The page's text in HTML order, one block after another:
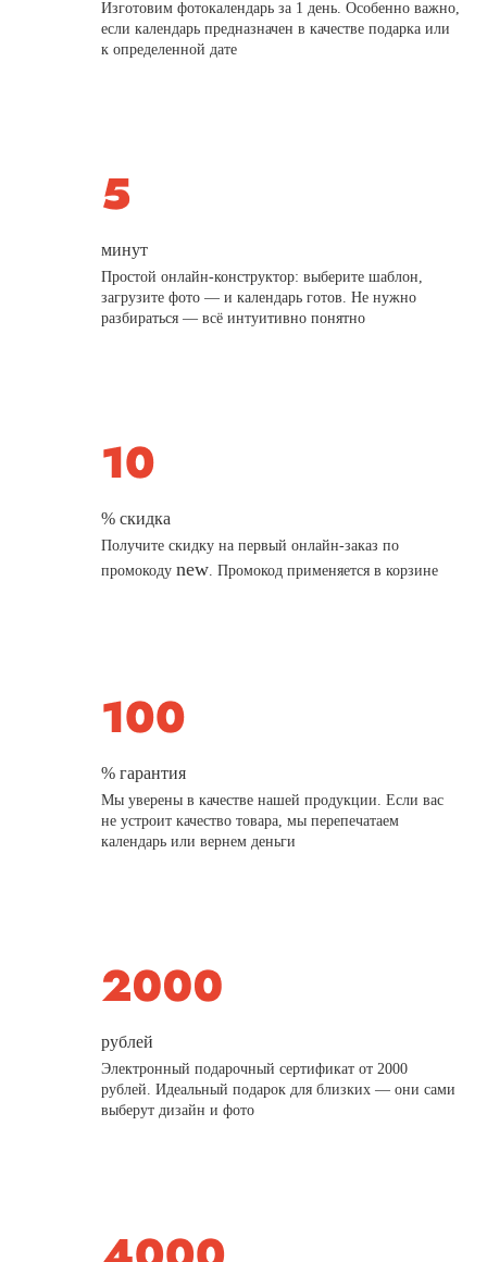
Изготовим фотокалендарь за 1 день. Особенно важно,
если календарь предназначен в качестве подарка или
к определенной дате
минут
Простой онлайн-конструктор: выберите шаблон,
загрузите фото — и календарь готов. Не нужно
разбираться — всё интуитивно понятно
% скидка
Получите скидку на первый онлайн-заказ по
промокодуnew. Промокод применяется в корзине
% гарантия
Мы уверены в качестве нашей продукции. Если вас
не устроит качество товара, мы перепечатаем
календарь или вернем деньги
рублей
Электронный подарочный сертификат от 2000
рублей. Идеальный подарок для близких — они сами
выберут дизайн и фото